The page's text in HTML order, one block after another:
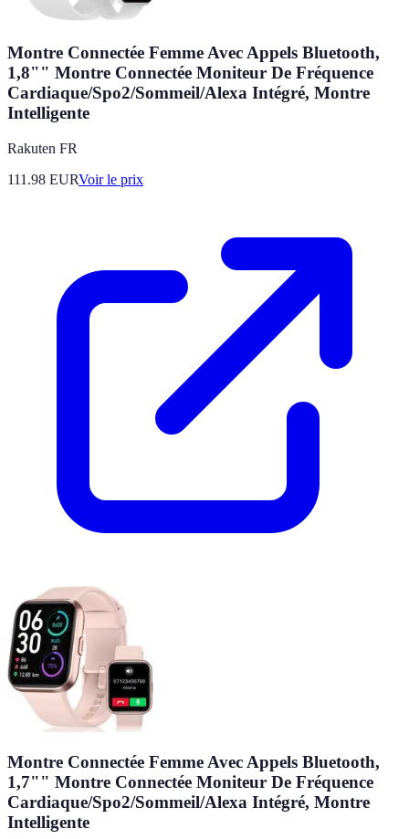
Montre Connectée Femme Avec Appels Bluetooth,
1,8"" Montre Connectée Moniteur De Fréquence
Cardiaque/Spo2/Sommeil/Alexa Intégré, Montre
Intelligente
Rakuten FR
111.98 EURVoir le prix
Montre Connectée Femme Avec Appels Bluetooth,
1,7"" Montre Connectée Moniteur De Fréquence
Cardiaque/Spo2/Sommeil/Alexa Intégré, Montre
Intelligente